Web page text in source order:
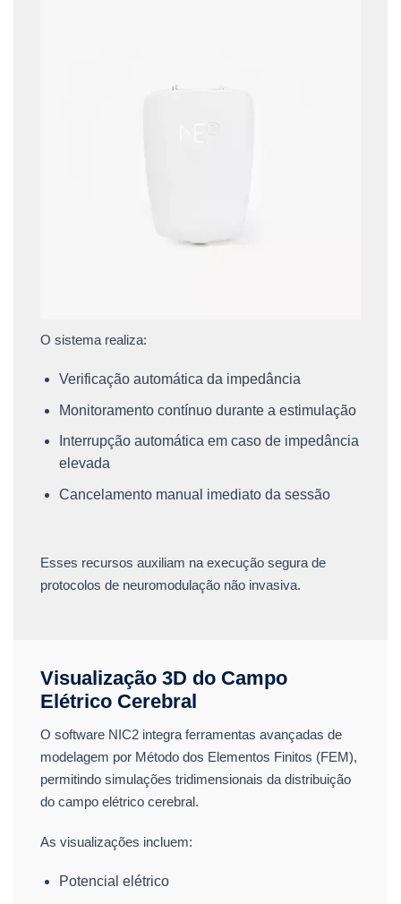
O sistema realiza:
Verificação automática da impedância
Monitoramento contínuo durante a estimulação
Interrupção automática em caso de impedância
elevada
Cancelamento manual imediato da sessão
Esses recursos auxiliam na execução segura de
protocolos de neuromodulação não invasiva.
Visualização 3D do Campo
Elétrico Cerebral
O software NIC2 integra ferramentas avançadas de
modelagem por Método dos Elementos Finitos (FEM),
permitindo simulações tridimensionais da distribuição
do campo elétrico cerebral.
As visualizações incluem:
Potencial elétrico